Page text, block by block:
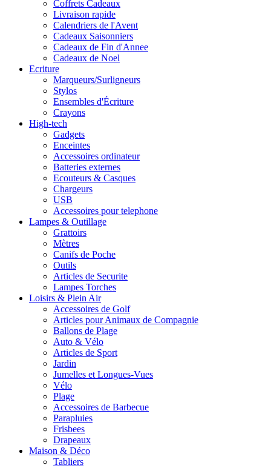
Coffrets Cadeaux
Livraison rapide
Calendriers de l'Avent
Cadeaux Saisonniers
Cadeaux de Fin d'Annee
Cadeaux de Noel
Ecriture
Marqueurs/Surligneurs
Stylos
Ensembles d'Écriture
Crayons
High-tech
Gadgets
Enceintes
Accessoires ordinateur
Batteries externes
Ecouteurs & Casques
Chargeurs
USB
Accessoires pour telephone
Lampes & Outillage
Grattoirs
Mètres
Canifs de Poche
Outils
Articles de Securite
Lampes Torches
Loisirs & Plein Air
Accessoires de Golf
Articles pour Animaux de Compagnie
Ballons de Plage
Auto & Vélo
Articles de Sport
Jardin
Jumelles et Longues-Vues
Vélo
Plage
Accessoires de Barbecue
Parapluies
Frisbees
Drapeaux
Maison & Déco
Tabliers